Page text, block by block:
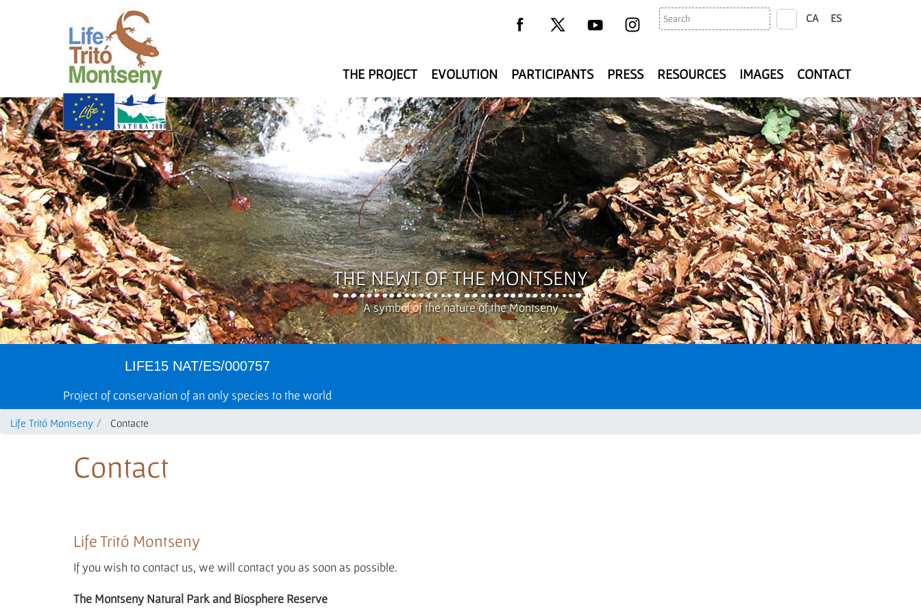
Life Trit� Montseny
Life Programme
Xarxa Natura
Search
searchCA ES
THE PROJECT EVOLUTION PARTICIPANTS PRESS RESOURCES IMAGES CONTACT
THE NEWT OF THE MONTSENY
A symbol of the nature of the Montseny
LIFE15 NAT/ES/000757
Project of conservation of an only species to the world
Life Tritó Montseny Contacte
Contact
Life Tritó Montseny
If you wish to contact us, we will contact you as soon as possible.
The Montseny Natural Park and Biosphere Reserve